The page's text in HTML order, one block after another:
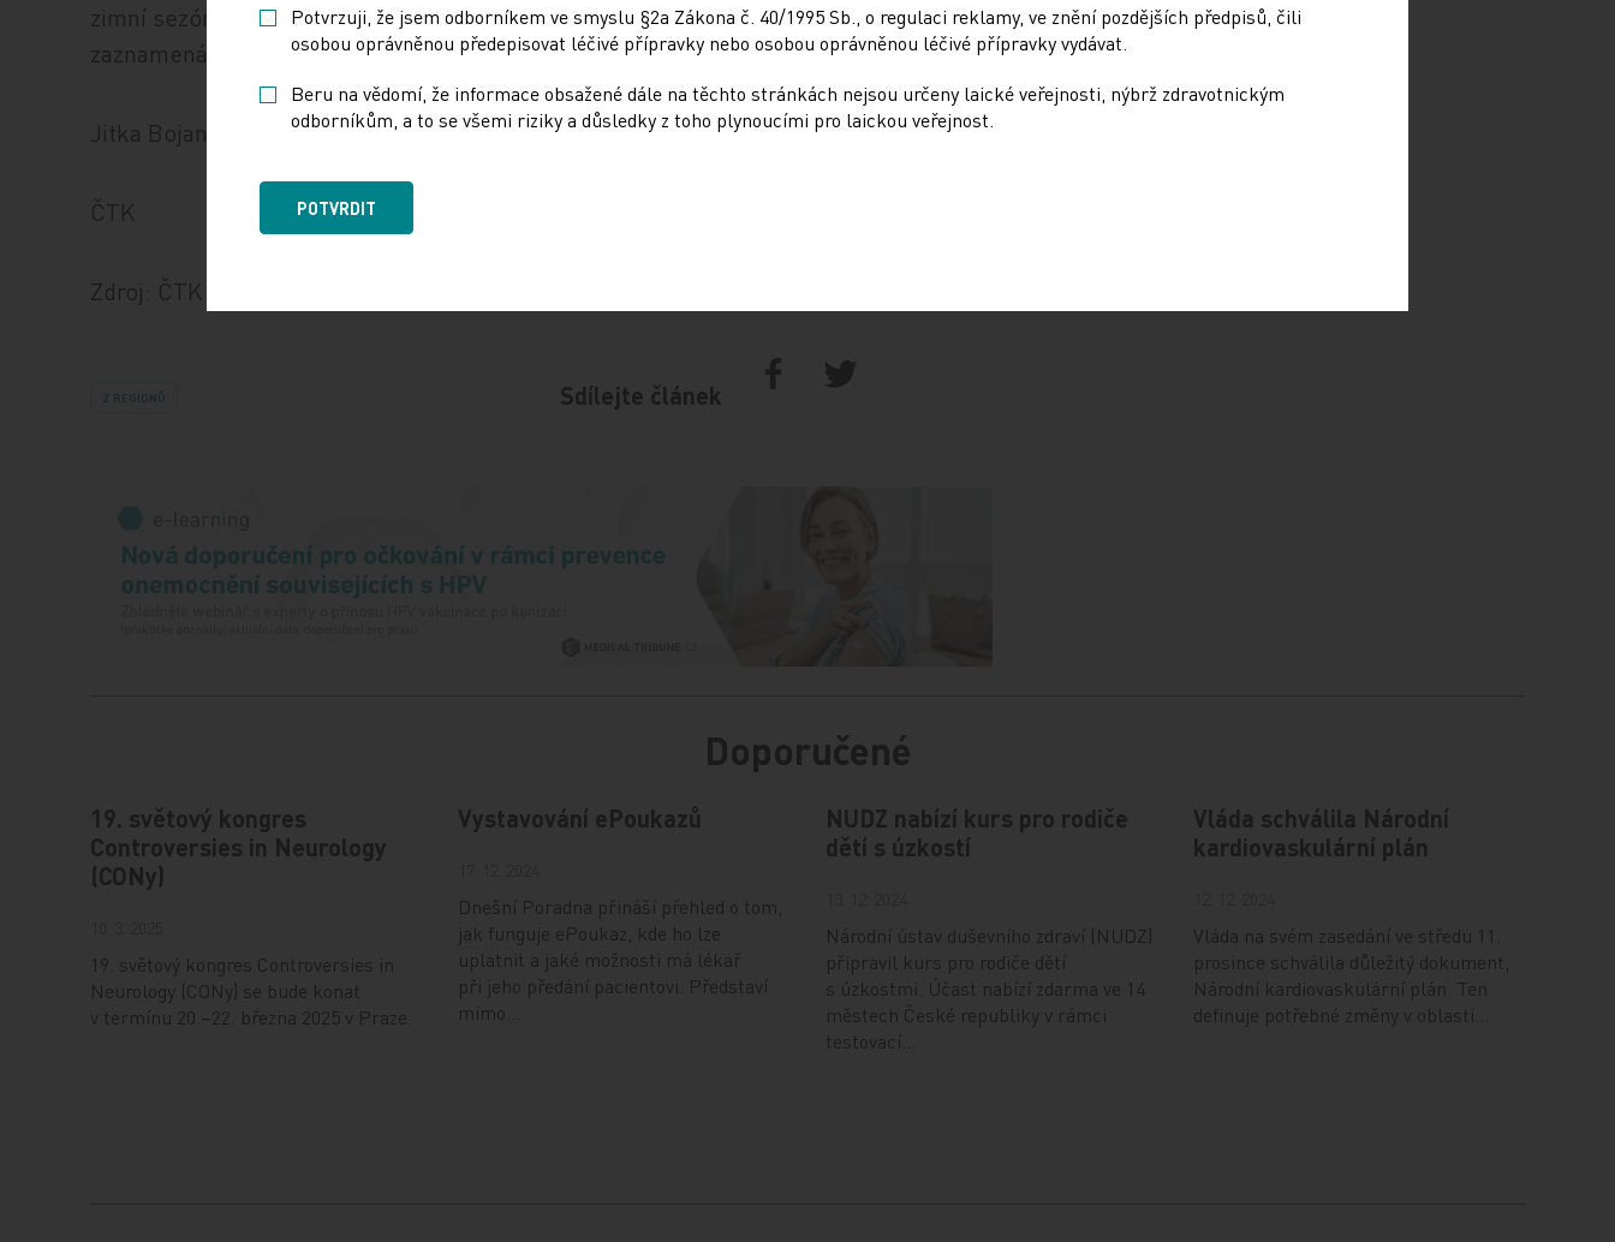
zimní sezóně 2010/2011 na tuto chřipku v ČR zemřelo 26 osob a od té doby byl
zaznamenán její výskyt minimálně.
Jitka Bojanovská
ČTK
Zdroj: ČTK
Z REGIONŮ Sdílejte článek
Doporučené
19. světový kongres
Controversies in Neurology
(CONy)
19. světový kongres Controversies in
Neurology (CONy) se bude konat
v termínu 20.–22. března 2025 v Praze.
Vystavování ePoukazů
Dnešní Poradna přináší přehled o tom,
jak funguje ePoukaz, kde ho lze
uplatnit a jaké možnosti má lékař
při jeho předání pacientovi. Představí
mimo…
NUDZ nabízí kurs pro rodiče
dětí s úzkostí
Národní ústav duševního zdraví (NUDZ)
připravil kurs pro rodiče dětí
s úzkostmi. Účast nabízí zdarma ve 14
městech České republiky v rámci
testovací…
Vláda schválila Národní
kardiovaskulární plán
Vláda na svém zasedání ve středu 11.
prosince schválila důležitý dokument,
Národní kardiovaskulární plán. Ten
definuje potřebné změny v oblasti…
Potvrzuji, že jsem odborníkem ve smyslu §2a Zákona č. 40/1995 Sb., o regulaci reklamy, ve znění pozdějších předpisů, čili
osobou oprávněnou předepisovat léčivé přípravky nebo osobou oprávněnou léčivé přípravky vydávat.
Beru na vědomí, že informace obsažené dále na těchto stránkách nejsou určeny laické veřejnosti, nýbrž zdravotnickým
odborníkům, a to se všemi riziky a důsledky z toho plynoucími pro laickou veřejnost.
POTVRDIT